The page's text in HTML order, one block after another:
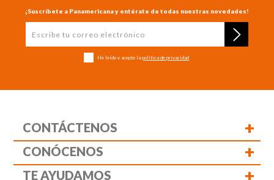
¡Suscríbete a Panamericana y entérate de todas nuestras novedades!
He leído y acepto la política de privacidad
CONTÁCTENOS +
CONÓCENOS +
TE AYUDAMOS +